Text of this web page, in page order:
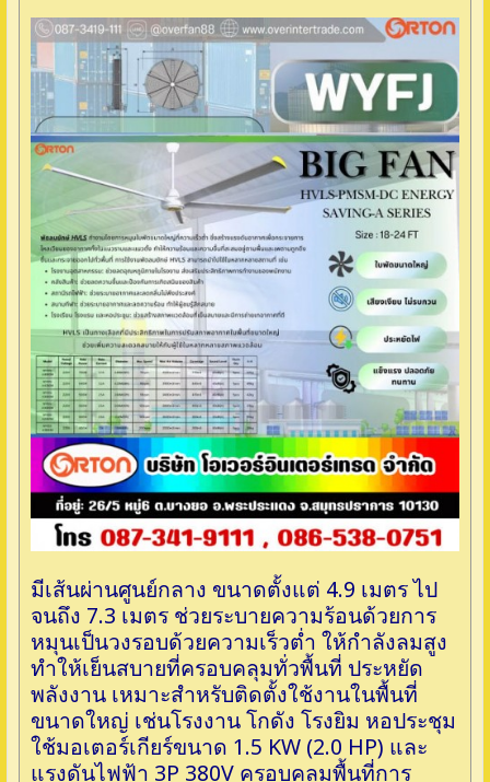
มีเส้นผ่านศูนย์กลาง ขนาดตั้งแต่ 4.9 เมตร ไป
จนถึง 7.3 เมตร ช่วยระบายความร้อนด้วยการ
หมุนเป็นวงรอบด้วยความเร็วต่ำ ให้กำลังลมสูง
ทำให้เย็นสบายที่ครอบคลุมทั่วพื้นที่ ประหยัด
พลังงาน เหมาะสำหรับติดตั้งใช้งานในพื้นที่
ขนาดใหญ่ เช่นโรงงาน โกดัง โรงยิม หอประชุม
ใช้มอเตอร์เกียร์ขนาด 1.5 KW (2.0 HP) และ
แรงดันไฟฟ้า 3P 380V ครอบคลุมพื้นที่การ